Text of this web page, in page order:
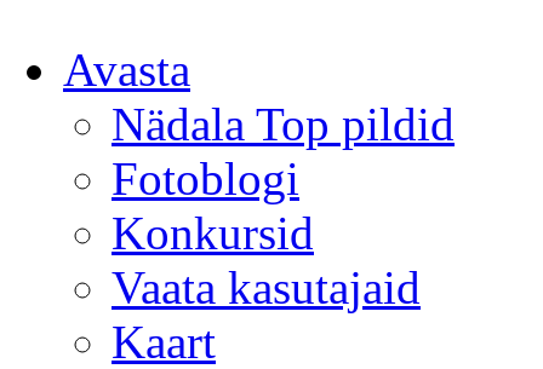
Avasta
Nädala Top pildid
Fotoblogi
Konkursid
Vaata kasutajaid
Kaart